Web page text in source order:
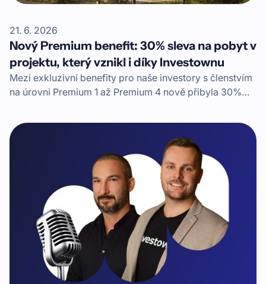
21. 6. 2026
Nový Premium benefit: 30% sleva na pobyt v
projektu, který vznikl i díky Investownu
Mezi exkluzivní benefity pro naše investory s členstvím
na úrovni Premium 1 až Premium 4 nově přibyla 30%
Herlíkovice. Moderní horský apartmánový dům, kam si
můžete zajet na rodinnou dovolenou, vznikl i díky